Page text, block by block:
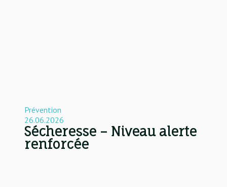
Prévention
26.06.2026
Sécheresse – Niveau alerte
renforcée